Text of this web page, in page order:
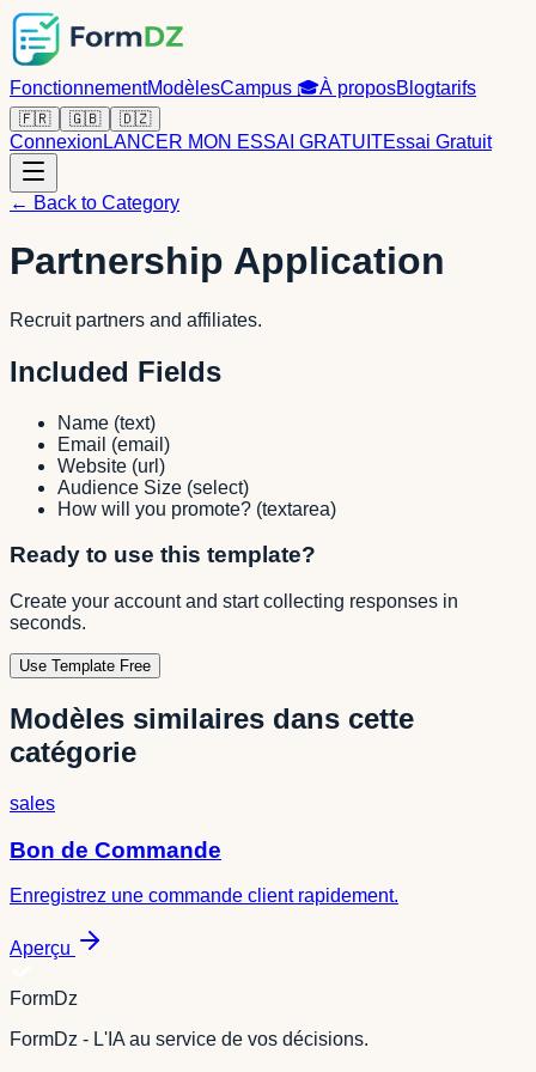
FonctionnementModèlesCampus 🎓À proposBlogtarifs
🇫🇷 🇬🇧 🇩🇿
Connexion LANCER MON ESSAI GRATUITEssai Gratuit
← Back to Category
Partnership Application
Recruit partners and affiliates.
Included Fields
Name (text)
Email (email )
Website (url )
Audience Size (select)
How will you promote? (textarea)
Ready to use this template?
Create your account and start collecting responses in
seconds.
Use Template Free
Modèles similaires dans cette
catégorie
sales
Bon de Commande
Enregistrez une commande client rapidement.
Aperçu
FormDz
FormDz - L'IA au service de vos décisions.